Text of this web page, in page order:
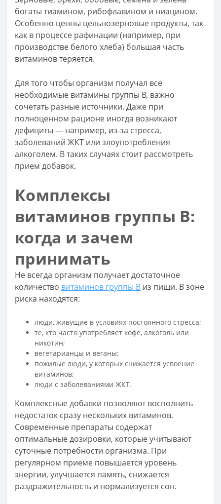
богаты тиамином, рибофлавином и ниацином.
Особенно ценны цельнозерновые продукты, так
как в процессе рафинации (например, при
производстве белого хлеба) большая часть
витаминов теряется.
Для того чтобы организм получал все
необходимые витамины группы B, важно
сочетать разные источники. Даже при
полноценном рационе иногда возникают
дефициты — например, из-за стресса,
заболеваний ЖКТ или злоупотребления
алкоголем. В таких случаях стоит рассмотреть
прием добавок.
Комплексы
витаминов группы B:
когда и зачем
принимать
Не всегда организм получает достаточное
количество витаминов группы B из пищи. В зоне
риска находятся:
люди, живущие в условиях постоянного стресса;
те, кто часто употребляет кофе, алкоголь или
никотин;
вегетарианцы и веганы;
пожилые люди, у которых снижается усвоение
витаминов;
люди с заболеваниями ЖКТ.
Комплексные добавки позволяют восполнить
недостаток сразу нескольких витаминов.
Современные препараты содержат
оптимальные дозировки, которые учитывают
суточные потребности организма. При
регулярном приеме повышается уровень
энергии, улучшается память, снижается
раздражительность и нормализуется сон.